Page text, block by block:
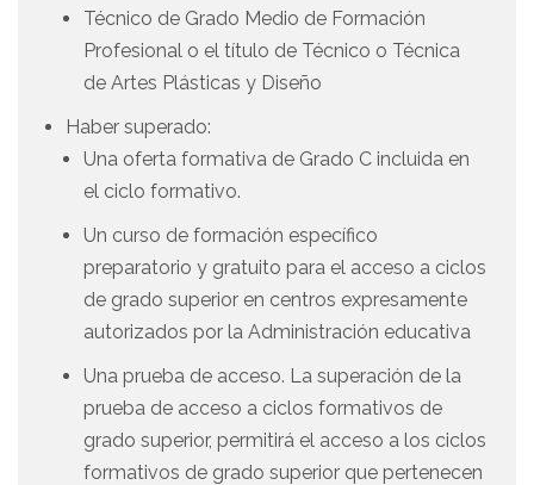
Técnico de Grado Medio de Formación
Profesional o el título de Técnico o Técnica
de Artes Plásticas y Diseño
Haber superado:
Una oferta formativa de Grado C incluida en
el ciclo formativo.
Un curso de formación específico
preparatorio y gratuito para el acceso a ciclos
de grado superior en centros expresamente
autorizados por la Administración educativa
Una prueba de acceso. La superación de la
prueba de acceso a ciclos formativos de
grado superior, permitirá el acceso a los ciclos
formativos de grado superior que pertenecen